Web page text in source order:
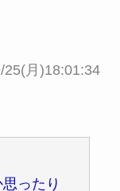
25(月)18:01:34
ったり